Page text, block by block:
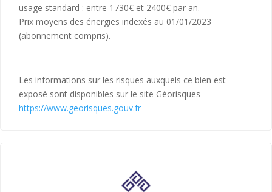
usage standard : entre 1730€ et 2400€ par an.
Prix moyens des énergies indexés au 01/01/2023
(abonnement compris).
Les informations sur les risques auxquels ce bien est
exposé sont disponibles sur le site Géorisques
https://www.georisques.gouv.fr